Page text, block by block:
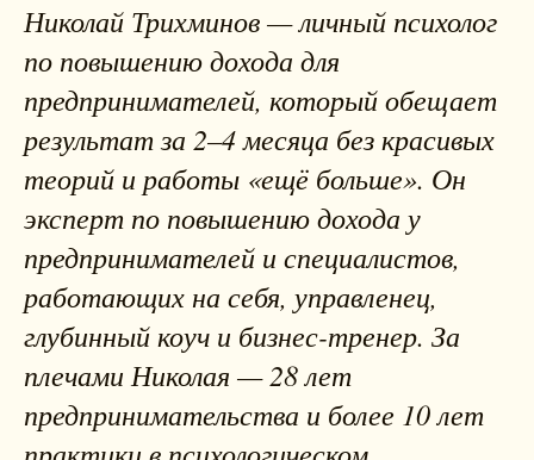
Николай Трихминов — личный психолог
по повышению дохода для
предпринимателей, который обещает
результат за 2–4 месяца без красивых
теорий и работы «ещё больше». Он
эксперт по повышению дохода у
предпринимателей и специалистов,
работающих на себя, управленец,
глубинный коуч и бизнес-тренер. За
плечами Николая — 28 лет
предпринимательства и более 10 лет